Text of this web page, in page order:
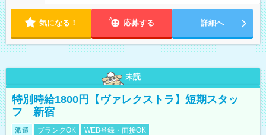
気になる！ 応募する 詳細へ
未読
特別時給1800円【ヴァレクストラ】短期スタッ
フ 新宿
派遣 ブランクOK WEB登録・面接OK